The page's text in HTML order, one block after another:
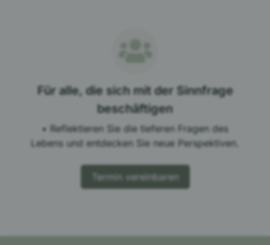
Für alle, die sich mit der Sinnfrage
beschäftigen
• Reflektieren Sie die tieferen Fragen des
Lebens und entdecken Sie neue Perspektiven.
Termin vereinbaren